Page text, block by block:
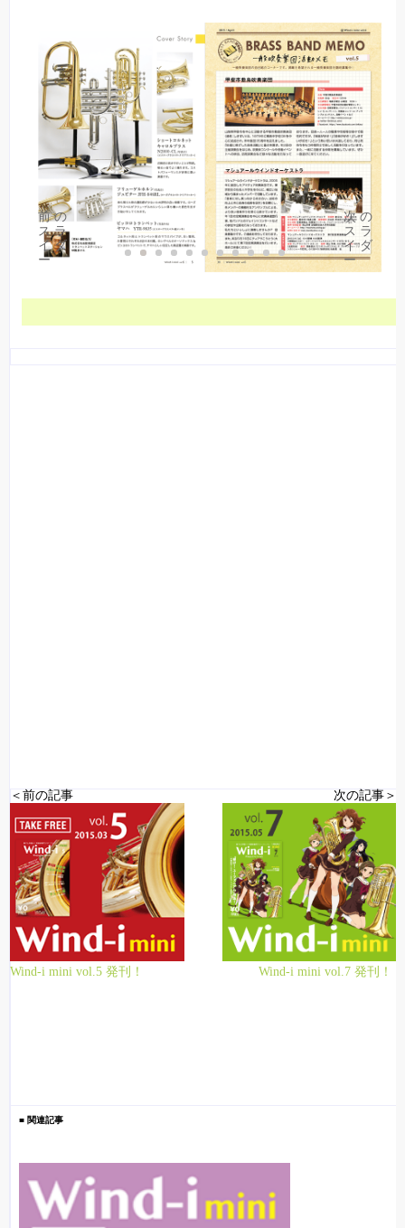
7 8 9 10 11
前の
スラ
イダ
ー
次の
スラ
イダ
ー
＜前の記事
Wind-i mini vol.5 発刊！
次の記事＞
Wind-i mini vol.7 発刊！
■ 関連記事